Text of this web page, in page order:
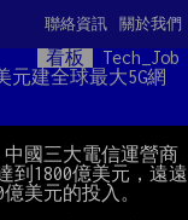
關於我們
聯絡資訊
看板
Tech_Job
建全球最大5G網
到1800億美元，遠遠
美元的投入。